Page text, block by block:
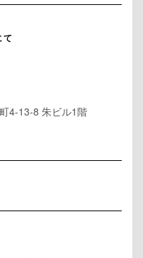
4-13-8 朱ビル1階